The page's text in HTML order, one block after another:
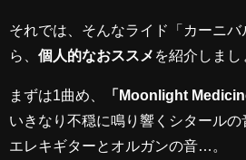
それでは、そんなライド「カーニ
ら、 個人的なおススメ を紹介しまし
まずは1曲め、 「Moonlight
いきなり不穏に鳴り響くシタール
エレキギターとオルガンの音…。